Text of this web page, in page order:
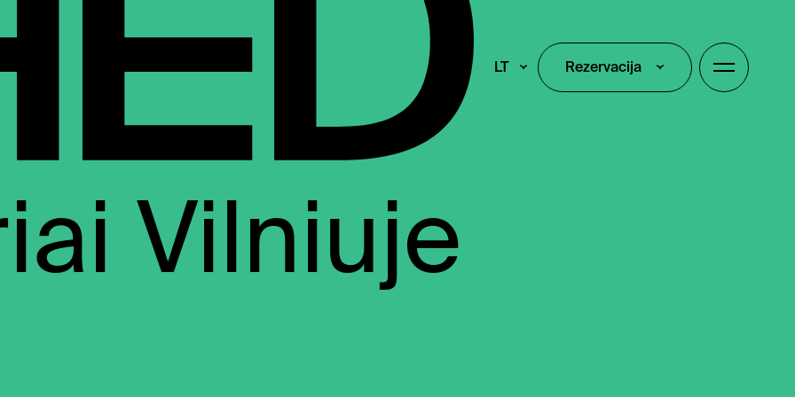
LT Rezervacija
Rezervacija
Vilniuje